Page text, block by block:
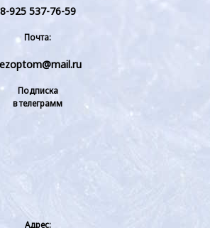
8-925 537-76-59
Почта:
Подписка
в телеграмм
Адрес: